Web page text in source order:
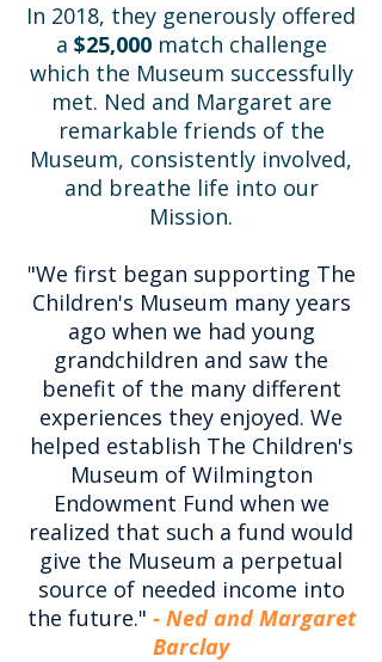
In 2018, they generously offered
a $25,000match challenge
which the Museum successfully
met. Ned and Margaret are
remarkable friends of the
Museum, consistently involved,
and breathe life into our
Mission.
"We first began supporting The
Children's Museum many years
ago when we had young
grandchildren and saw the
benefit of the many different
experiences they enjoyed. We
helped establish The Children's
Museum of Wilmington
Endowment Fund when we
realized that such a fund would
give the Museum a perpetual
source of needed income into
the future." - Ned and Margaret
Barclay